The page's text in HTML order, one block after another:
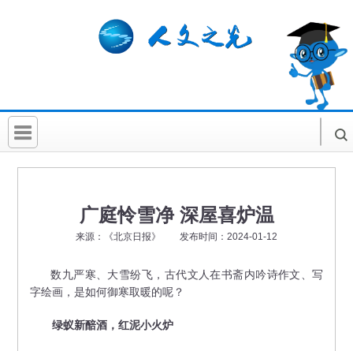
首 页
社科讲堂
科普活动
广庭怜雪净 深屋喜炉温
来源：《北京日报》 发布时间：2024-01-12
数九严寒、大雪纷飞，古代文人在书斋内吟诗作文、写
字绘画，是如何御寒取暖的呢？
绿蚁新醅酒，红泥小火炉